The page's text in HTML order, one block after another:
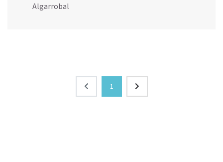
Algarrobal
1